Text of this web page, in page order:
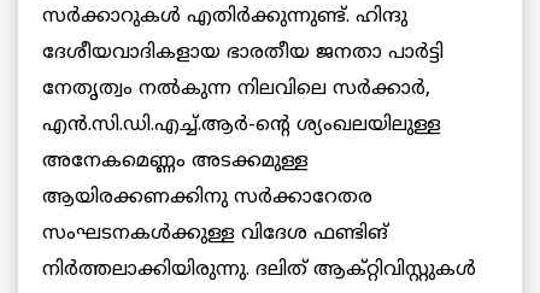
സര്‍ക്കാറുകള്‍ എതിര്‍ക്കുന്നുണ്ട്. ഹിന്ദു
ദേശീയവാദികളായ ഭാരതീയ ജനതാ പാര്‍ട്ടി
നേതൃത്വം നല്‍കുന്ന നിലവിലെ സര്‍ക്കാര്‍,
എന്‍.സി.ഡി.എച്ച്.ആര്‍-ന്റെ ശ്യംഖലയിലുള്ള
അനേകമെണ്ണം അടക്കമുള്ള
ആയിരക്കണക്കിനു സര്‍ക്കാറേതര
സംഘടനകള്‍ക്കുള്ള വിദേശ ഫണ്ടിങ്
നിര്‍ത്തലാക്കിയിരുന്നു. ദലിത് ആക്റ്റിവിസ്റ്റുകള്‍